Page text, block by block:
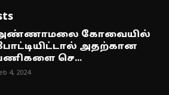
கோவையில்
அதற்கான
செ...
4, 2024